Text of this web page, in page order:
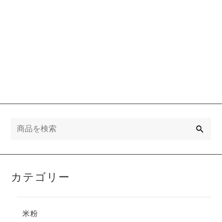
カテゴリー
米粉